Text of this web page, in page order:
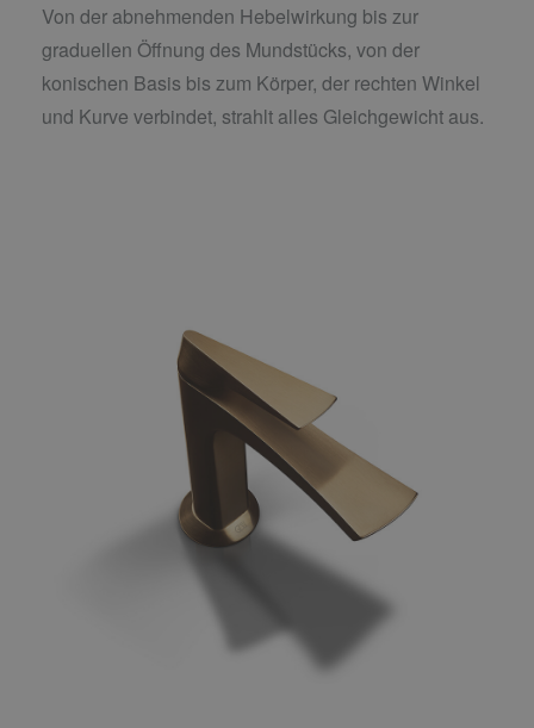
Von der abnehmenden Hebelwirkung bis zur
graduellen Öffnung des Mundstücks, von der
konischen Basis bis zum Körper, der rechten Winkel
und Kurve verbindet, strahlt alles Gleichgewicht aus.